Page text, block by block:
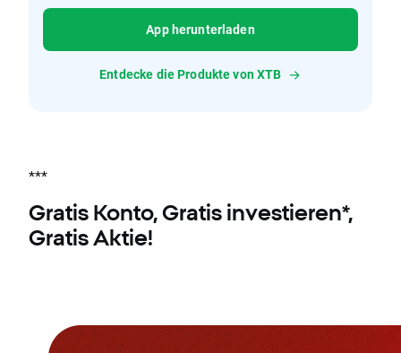
App herunterladen
Entdecke die Produkte von XTB
***
Gratis Konto, Gratis investieren*,
Gratis Aktie!